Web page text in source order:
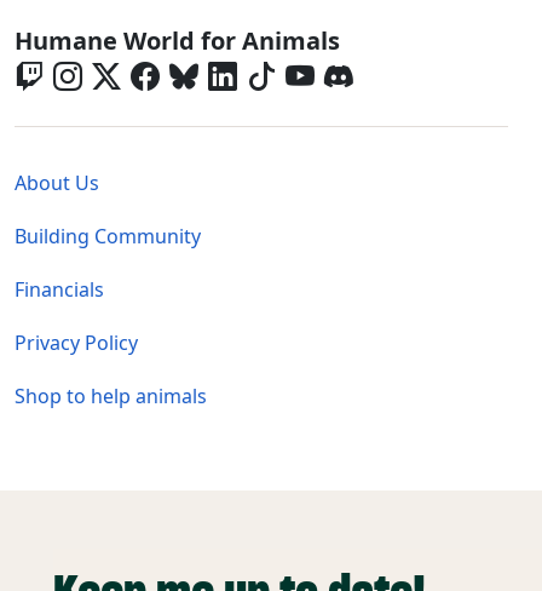
Global - Social Menu
Humane World for Animals
About Us
Building Community
Financials
Privacy Policy
Shop to help animals